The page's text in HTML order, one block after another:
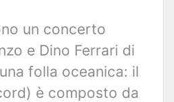
un concerto
e Dino Ferrari di
folla oceanica: il
è composto da